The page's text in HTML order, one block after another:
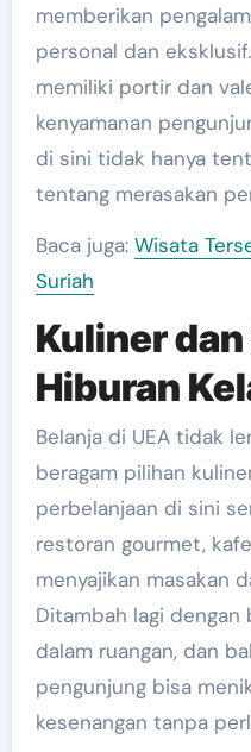
memberikan
personal dan
memiliki portir dan
kenyamanan
di sini tidak hanya
tentang merasakan
Baca juga: Wisata
Suriah
Kuliner
Hiburan
Belanja di UEA tidak
beragam pilihan
perbelanjaan di sini
restoran gourmet,
menyajikan masakan
Ditambah lagi dengan
dalam ruangan, dan
pengunjung bisa
kesenangan tanpa